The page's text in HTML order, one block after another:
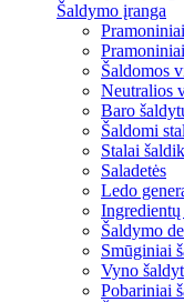
Šaldymo įranga
Šaldomos
Neutralios
Baro
Šaldomi
Stalai
Saladetės
Ledo
Šaldymo
Smūginiai
Vyno
Pobariniai